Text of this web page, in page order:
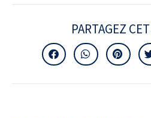
PARTAGEZ